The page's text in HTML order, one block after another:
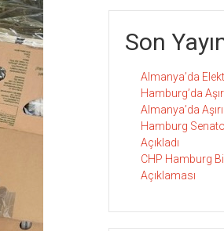
Son
Almanya’da
Hamburg’da
Almanya’da
Hamburg
Açıkladı
CHP Hamburg
Açıklaması